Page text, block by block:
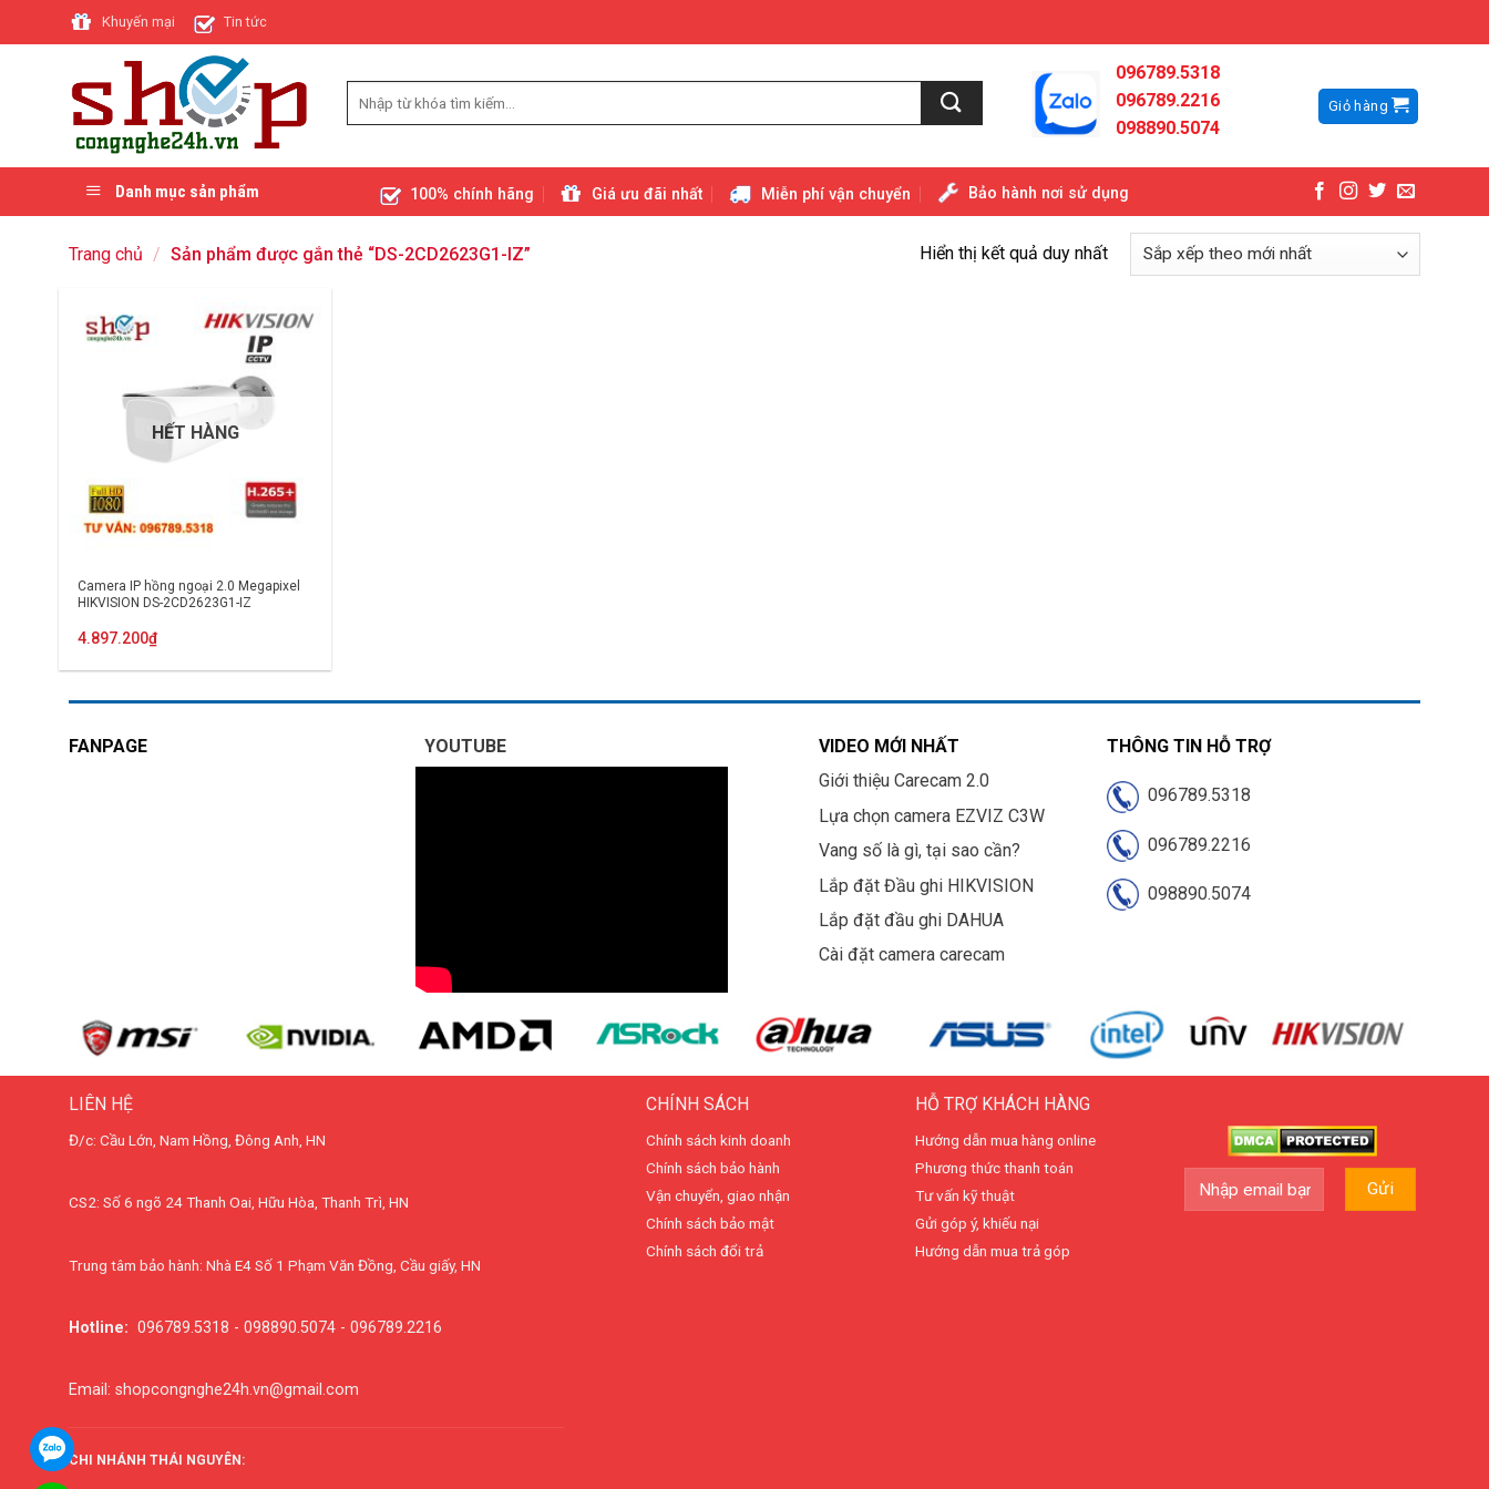
to
Khuyến mại Tin tức
096789.5318
096789.2216
098890.5074
Giỏ hàng
Danh mục sản phẩm 100% chính hãng Giá ưu đãi nhất Miễn phí vận chuyển Bảo hành nơi sử dụng
Trang chủ / Sản phẩm được gắn thẻ “DS-2CD2623G1-IZ” Hiển thị kết quả duy nhất
HẾT HÀNG
Camera IP hồng ngoại 2.0 Megapixel
HIKVISION DS-2CD2623G1-IZ
4.897.200₫
FANPAGE YOUTUBE
VIDEO MỚI NHẤT
Giới thiệu Carecam 2.0
Lựa chọn camera EZVIZ C3W
Vang số là gì, tại sao cần?
Lắp đặt Đầu ghi HIKVISION
Lắp đặt đầu ghi DAHUA
Cài đặt camera carecam
THÔNG TIN HỖ TRỢ
096789.5318
096789.2216
098890.5074
LIÊN HỆ
Đ/c: Cầu Lớn, Nam Hồng, Đông Anh, HN
CS2: Số 6 ngõ 24 Thanh Oai, Hữu Hòa, Thanh Trì, HN
Trung tâm bảo hành: Nhà E4 Số 1 Phạm Văn Đồng, Cầu giấy, HN
Hotline: 096789.5318 - 098890.5074 - 096789.2216
Email: shopcongnghe24h.vn@gmail.com
CHI NHÁNH THÁI NGUYÊN:
CHÍNH SÁCH
Chính sách kinh doanh
Chính sách bảo hành
Vận chuyển, giao nhận
Chính sách bảo mật
Chính sách đổi trả
HỖ TRỢ KHÁCH HÀNG
Hướng dẫn mua hàng online
Phương thức thanh toán
Tư vấn kỹ thuật
Gửi góp ý, khiếu nại
Hướng dẫn mua trả góp